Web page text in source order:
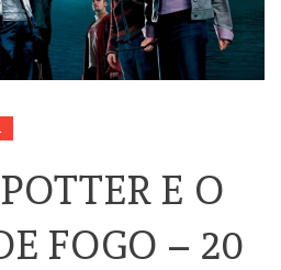
E O
FOGO – 20